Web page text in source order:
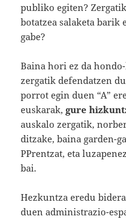
publiko egiten?
botatzea salaketa barik
gabe?
Baina hori ez da
zergatik defendatzen
porrot egin duen “A”
euskarak,gure
auskalo zergatik,
ditzake, baina garden-
PPrentzat, eta
bai.
Hezkuntza eredu
duen administrazio-